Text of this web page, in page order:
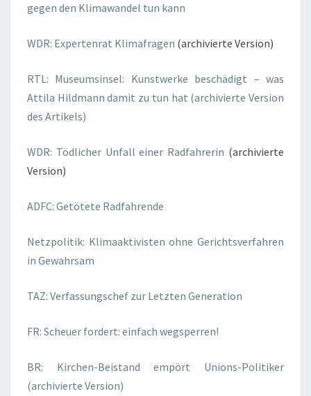
gegen den Klimawandel tun kann
WDR: Expertenrat Klimafragen (archivierte Version)
RTL: Museumsinsel: Kunstwerke beschädigt – was
Attila Hildmann damit zu tun hat (archivierte Version
des Artikels)
WDR: Tödlicher Unfall einer Radfahrerin (archivierte
Version)
ADFC: Getötete Radfahrende
Netzpolitik: Klimaaktivisten ohne Gerichtsverfahren
in Gewahrsam
TAZ: Verfassungschef zur Letzten Generation
FR: Scheuer fordert: einfach wegsperren!
BR: Kirchen-Beistand empört Unions-Politiker
(archivierte Version)